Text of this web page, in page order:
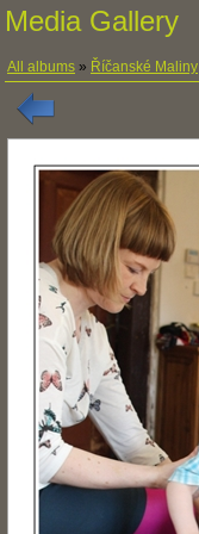
Media Gallery
All albums » Říčanské Maliny